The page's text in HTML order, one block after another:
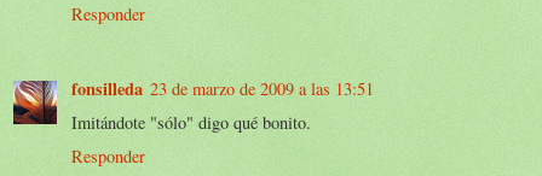
Responder
fonsilleda 23 de marzo de 2009 a las 13:51
Imitándote "sólo" digo qué bonito.
Responder